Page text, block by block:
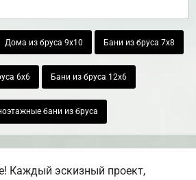
Дома из бруса 9х10 Бани из бруса 7х8
6х6 Бани из бруса 12х6
бани из бруса
Каждый эскизный проект,